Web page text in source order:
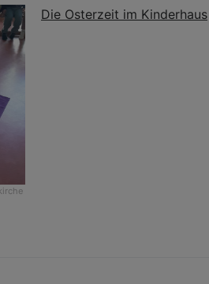
Die Osterzeit im Kinderhaus